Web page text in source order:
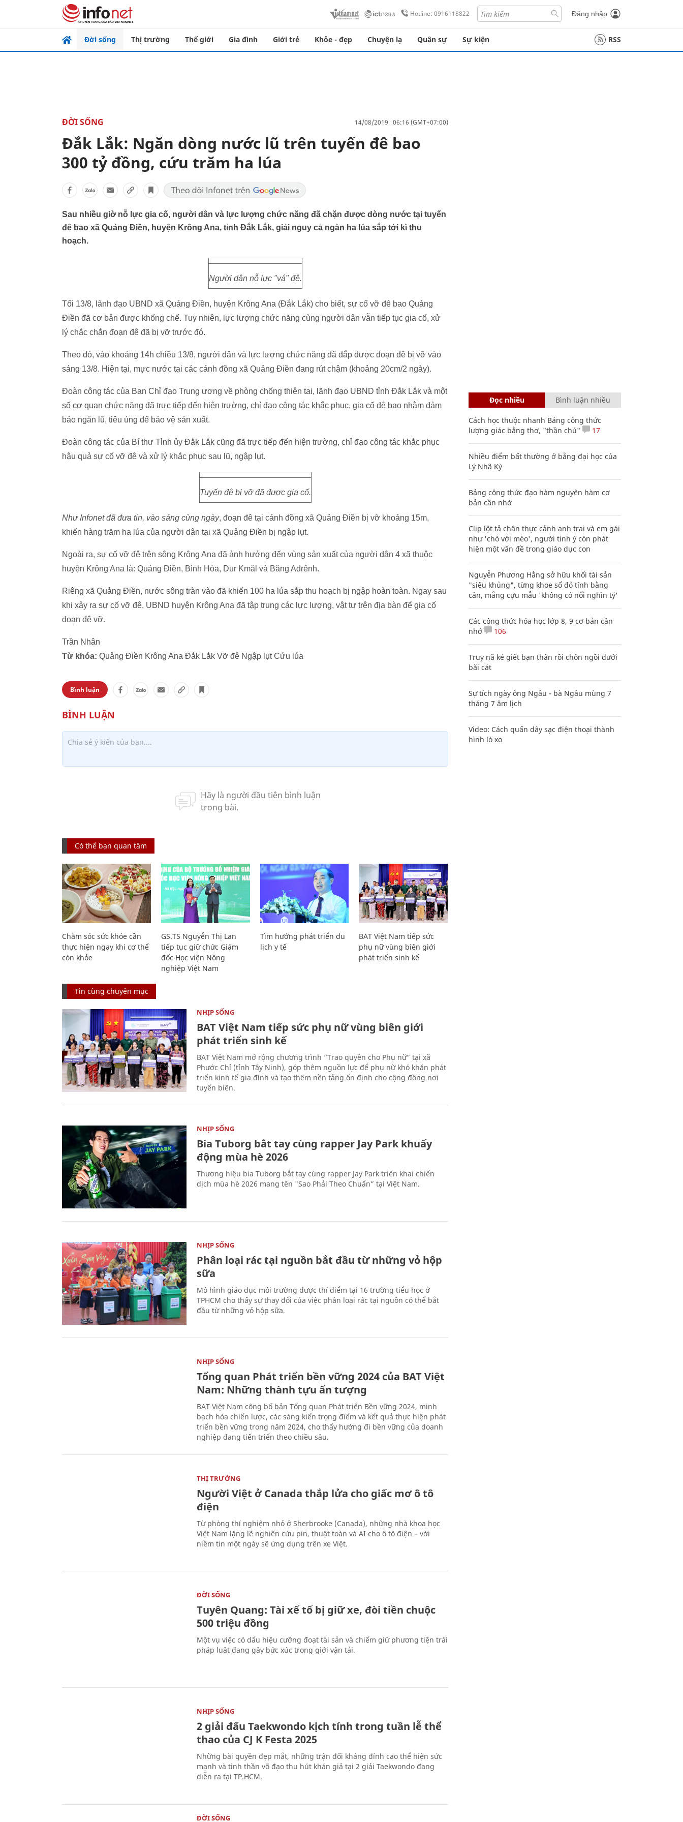
Hotline: 0916118822 Đăng nhập
Đời sống Thị trường Thế giới Gia đình Giới trẻ Khỏe - đẹp Chuyện lạ Quân sự Sự kiện RSS
ĐỜI SỐNG 14/08/2019 06:16 (GMT+07:00)
Đắk Lắk: Ngăn dòng nước lũ trên tuyến đê bao
300 tỷ đồng, cứu trăm ha lúa
Sau nhiều giờ nỗ lực gia cố, người dân và lực lượng chức năng đã chặn được dòng nước tại tuyến
đê bao xã Quảng Điền, huyện Krông Ana, tỉnh Đắk Lắk, giải nguy cả ngàn ha lúa sắp tới kì thu
hoạch.
Người dân nỗ lực "vá" đê.
Tối 13/8, lãnh đạo UBND xã Quảng Điền, huyện Krông Ana (Đắk Lắk) cho biết, sự cố vỡ đê bao Quảng
Điền đã cơ bản được khống chế. Tuy nhiên, lực lượng chức năng cùng người dân vẫn tiếp tục gia cố, xử
lý chắc chắn đoạn đê đã bị vỡ trước đó.
Theo đó, vào khoảng 14h chiều 13/8, người dân và lực lượng chức năng đã đắp được đoạn đê bị vỡ vào
sáng 13/8. Hiện tại, mực nước tại các cánh đồng xã Quảng Điền đang rút chậm (khoảng 20cm/2 ngày).
Đoàn công tác của Ban Chỉ đạo Trung ương về phòng chống thiên tai, lãnh đạo UBND tỉnh Đắk Lắk và một
số cơ quan chức năng đã trực tiếp đến hiện trường, chỉ đạo công tác khắc phục, gia cố đê bao nhằm đảm
bảo ngăn lũ, tiêu úng để bảo vệ sản xuất.
Đoàn công tác của Bí thư Tỉnh ủy Đắk Lắk cũng đã trực tiếp đến hiện trường, chỉ đạo công tác khắc phục
hậu quả sự cố vỡ đê và xử lý khắc phục sau lũ, ngập lụt.
Tuyến đê bị vỡ đã được gia cố.
Như Infonet đã đưa tin, vào sáng cùng ngày, đoạn đê tại cánh đồng xã Quảng Điền bị vỡ khoảng 15m,
khiến hàng trăm ha lúa của người dân tại xã Quảng Điền bị ngập lụt.
Ngoài ra, sự cố vỡ đê trên sông Krông Ana đã ảnh hưởng đến vùng sản xuất của người dân 4 xã thuộc
huyện Krông Ana là: Quảng Điền, Bình Hòa, Dur Kmăl và Băng Adrênh.
Riêng xã Quảng Điền, nước sông tràn vào đã khiến 100 ha lúa sắp thu hoạch bị ngập hoàn toàn. Ngay sau
khi xảy ra sự cố vỡ đê, UBND huyện Krông Ana đã tập trung các lực lượng, vật tư trên địa bàn để gia cố
đoạn đê vỡ.
Trần Nhân
Từ khóa: Quảng Điền Krông Ana Đắk Lắk Vỡ đê Ngập lụt Cứu lúa
Bình luận
Có thể bạn quan tâm
Chăm sóc sức khỏe cần
thực hiện ngay khi cơ thể
còn khỏe
GS.TS Nguyễn Thị Lan
tiếp tục giữ chức Giám
đốc Học viện Nông
nghiệp Việt Nam
Tìm hướng phát triển du
lịch y tế
BAT Việt Nam tiếp sức
phụ nữ vùng biên giới
phát triển sinh kế
Tin cùng chuyên mục
NHỊP SỐNG
BAT Việt Nam tiếp sức phụ nữ vùng biên giới
phát triển sinh kế
BAT Việt Nam mở rộng chương trình “Trao quyền cho Phụ nữ” tại xã
Phước Chỉ (tỉnh Tây Ninh), góp thêm nguồn lực để phụ nữ khó khăn phát
triển kinh tế gia đình và tạo thêm nền tảng ổn định cho cộng đồng nơi
tuyến biên.
NHỊP SỐNG
Bia Tuborg bắt tay cùng rapper Jay Park khuấy
động mùa hè 2026
Thương hiệu bia Tuborg bắt tay cùng rapper Jay Park triển khai chiến
dịch mùa hè 2026 mang tên "Sao Phải Theo Chuẩn” tại Việt Nam.
NHỊP SỐNG
Phân loại rác tại nguồn bắt đầu từ những vỏ hộp
sữa
Mô hình giáo dục môi trường được thí điểm tại 16 trường tiểu học ở
TPHCM cho thấy sự thay đổi của việc phân loại rác tại nguồn có thể bắt
đầu từ những vỏ hộp sữa.
NHỊP SỐNG
Tổng quan Phát triển bền vững 2024 của BAT Việt
Nam: Những thành tựu ấn tượng
BAT Việt Nam công bố bản Tổng quan Phát triển Bền vững 2024, minh
bạch hóa chiến lược, các sáng kiến trọng điểm và kết quả thực hiện phát
triển bền vững trong năm 2024, cho thấy hướng đi bền vững của doanh
nghiệp đang tiến triển theo chiều sâu.
THỊ TRƯỜNG
Người Việt ở Canada thắp lửa cho giấc mơ ô tô
điện
Từ phòng thí nghiệm nhỏ ở Sherbrooke (Canada), những nhà khoa học
Việt Nam lặng lẽ nghiên cứu pin, thuật toán và AI cho ô tô điện – với
niềm tin một ngày sẽ ứng dụng trên xe Việt.
ĐỜI SỐNG
Tuyên Quang: Tài xế tố bị giữ xe, đòi tiền chuộc
500 triệu đồng
Một vụ việc có dấu hiệu cưỡng đoạt tài sản và chiếm giữ phương tiện trái
pháp luật đang gây bức xúc trong giới vận tải.
NHỊP SỐNG
2 giải đấu Taekwondo kịch tính trong tuần lễ thể
thao của CJ K Festa 2025
Những bài quyền đẹp mắt, những trận đối kháng đỉnh cao thể hiện sức
mạnh và tinh thần võ đạo thu hút khán giả tại 2 giải Taekwondo đang
diễn ra tại TP.HCM.
ĐỜI SỐNG
Đọc nhiều Bình luận nhiều
Cách học thuộc nhanh Bảng công thức
lượng giác bằng thơ, "thần chú"
17
Nhiều điểm bất thường ở bằng đại học của
Lý Nhã Kỳ
Bảng công thức đạo hàm nguyên hàm cơ
bản cần nhớ
Clip lột tả chân thực cảnh anh trai và em gái
như 'chó với mèo', người tinh ý còn phát
hiện một vấn đề trong giáo dục con
Nguyễn Phương Hằng sở hữu khối tài sản
"siêu khủng", từng khoe sổ đỏ tính bằng
cân, mắng cựu mẫu 'không có nổi nghìn tỷ'
Các công thức hóa học lớp 8, 9 cơ bản cần
nhớ
106
Truy nã kẻ giết bạn thân rồi chôn ngồi dưới
bãi cát
Sự tích ngày ông Ngâu - bà Ngâu mùng 7
tháng 7 âm lịch
Video: Cách quấn dây sạc điện thoại thành
hình lò xo